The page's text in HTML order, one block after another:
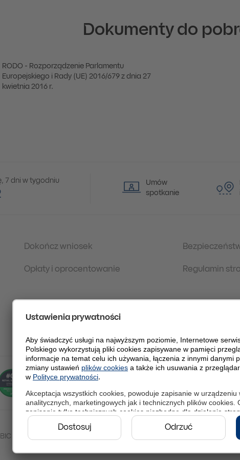
Dokumenty do
RODO - Rozporządzenie Parlamentu
Europejskiego i Rady (UE) 2016/679 z dnia 27
kwietnia 2016 r.
7 dni w tygodniu
Umów
spotkanie
Dokończ wniosek
Opłaty i oprocentowanie Regulamin
(Swift): BPKOPLPW